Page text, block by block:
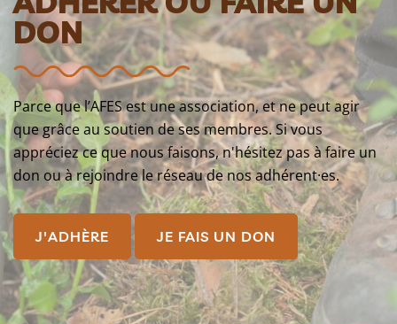
DON
Parce que l’AFES est une association, et ne peut agir
que grâce au soutien de ses membres. Si vous
appréciez ce que nous faisons, n'hésitez pas à faire un
don ou à rejoindre le réseau de nos adhérent·es.
J'ADHÈRE JE FAIS UN DON